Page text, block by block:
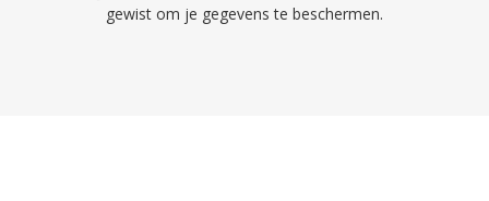
gewist om je gegevens te beschermen.